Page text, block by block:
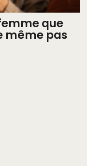
que
même pas